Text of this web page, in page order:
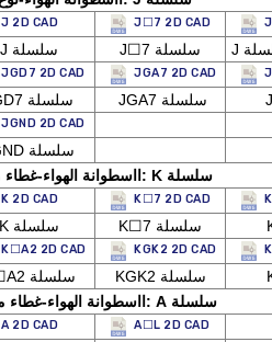
J 2D CAD J☐7 2D CAD
J سلسلة J☐7 سلسلة
JGD7 2D CAD JGA7 2D CAD
JGD7 سلسلة JGA7 سلسلة
JGND 2D CAD
JGND سلسلة
ااسطوانة الهواء-غطاء مربعة: K سلسلة
K 2D CAD K☐7 2D CAD
K سلسلة K☐7 سلسلة
K☐A2 2D CAD KGK2 2D CAD
K☐A2 سلسلة KGK2 سلسلة
ااسطوانة الهواء-غطاء مربعة: A سلسلة
A 2D CAD A☐L 2D CAD